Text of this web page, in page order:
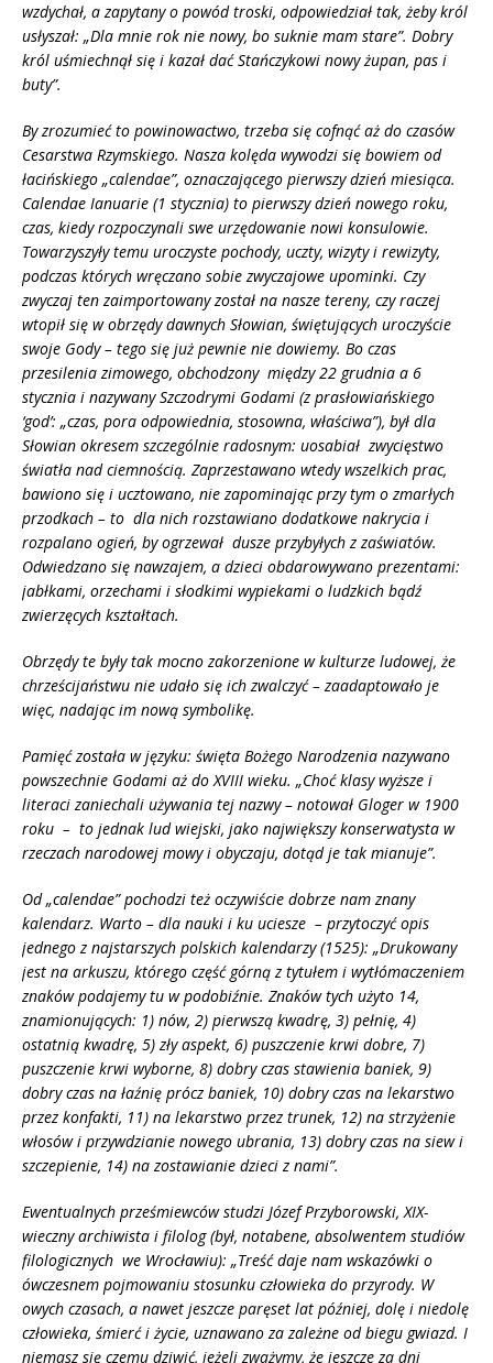
wzdychał, a zapytany o powód troski, odpowiedział tak, żeby król
usłyszał: „Dla mnie rok nie nowy, bo suknie mam stare”. Dobry
król uśmiechnął się i kazał dać Stańczykowi nowy żupan, pas i
buty”.
By zrozumieć to powinowactwo, trzeba się cofnąć aż do czasów
Cesarstwa Rzymskiego. Nasza kolęda wywodzi się bowiem od
łacińskiego „calendae”, oznaczającego pierwszy dzień miesiąca.
Calendae Ianuarie (1 stycznia) to pierwszy dzień nowego roku,
czas, kiedy rozpoczynali swe urzędowanie nowi konsulowie.
Towarzyszyły temu uroczyste pochody, uczty, wizyty i rewizyty,
podczas których wręczano sobie zwyczajowe upominki. Czy
zwyczaj ten zaimportowany został na nasze tereny, czy raczej
wtopił się w obrzędy dawnych Słowian, świętujących uroczyście
swoje Gody – tego się już pewnie nie dowiemy. Bo czas
przesilenia zimowego, obchodzony między 22 grudnia a 6
stycznia i nazywany Szczodrymi Godami (z prasłowiańskiego
‘god’: „czas, pora odpowiednia, stosowna, właściwa”), był dla
Słowian okresem szczególnie radosnym: uosabiał zwycięstwo
światła nad ciemnością. Zaprzestawano wtedy wszelkich prac,
bawiono się i ucztowano, nie zapominając przy tym o zmarłych
przodkach – to dla nich rozstawiano dodatkowe nakrycia i
rozpalano ogień, by ogrzewał dusze przybyłych z zaświatów.
Odwiedzano się nawzajem, a dzieci obdarowywano prezentami:
jabłkami, orzechami i słodkimi wypiekami o ludzkich bądź
zwierzęcych kształtach.
Obrzędy te były tak mocno zakorzenione w kulturze ludowej, że
chrześcijaństwu nie udało się ich zwalczyć – zaadaptowało je
więc, nadając im nową symbolikę.
Pamięć została w języku: święta Bożego Narodzenia nazywano
powszechnie Godami aż do XVIII wieku. „Choć klasy wyższe i
literaci zaniechali używania tej nazwy – notował Gloger w 1900
roku – to jednak lud wiejski, jako największy konserwatysta w
rzeczach narodowej mowy i obyczaju, dotąd je tak mianuje”.
Od „calendae” pochodzi też oczywiście dobrze nam znany
kalendarz. Warto – dla nauki i ku uciesze – przytoczyć opis
jednego z najstarszych polskich kalendarzy (1525): „Drukowany
jest na arkuszu, którego część górną z tytułem i wytłómaczeniem
znaków podajemy tu w podobiźnie. Znaków tych użyto 14,
znamionujących: 1) nów, 2) pierwszą kwadrę, 3) pełnię, 4)
ostatnią kwadrę, 5) zły aspekt, 6) puszczenie krwi dobre, 7)
puszczenie krwi wyborne, 8) dobry czas stawienia baniek, 9)
dobry czas na łaźnię prócz baniek, 10) dobry czas na lekarstwo
przez konfakti, 11) na lekarstwo przez trunek, 12) na strzyżenie
włosów i przywdzianie nowego ubrania, 13) dobry czas na siew i
szczepienie, 14) na zostawianie dzieci z nami”.
Ewentualnych prześmiewców studzi Józef Przyborowski, XIX-
wieczny archiwista i filolog (był, notabene, absolwentem studiów
filologicznych we Wrocławiu): „Treść daje nam wskazówki o
ówczesnem pojmowaniu stosunku człowieka do przyrody. W
owych czasach, a nawet jeszcze paręset lat później, dolę i niedolę
człowieka, śmierć i życie, uznawano za zależne od biegu gwiazd. I
niemasz się czemu dziwić, jeżeli zważymy, że jeszcze za dni